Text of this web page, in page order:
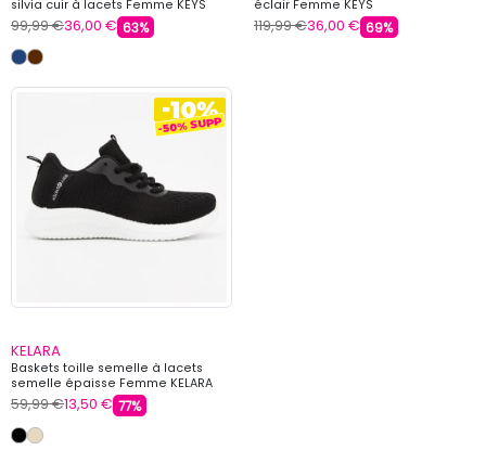
silvia cuir à lacets Femme KEYS
99,99 €36,00 € 63%
éclair Femme KEYS
119,99 €36,00 € 69%
KELARA
Baskets toille semelle à lacets
semelle épaisse Femme KELARA
59,99 €13,50 € 77%